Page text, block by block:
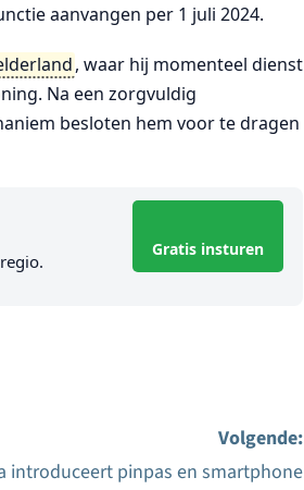
aanvangen per 1 juli 2024.
, waar hij momenteel dienst
Na een zorgvuldig
besloten hem voor te dragen
Gratis insturen
Volgende:
introduceert pinpas en smartphone